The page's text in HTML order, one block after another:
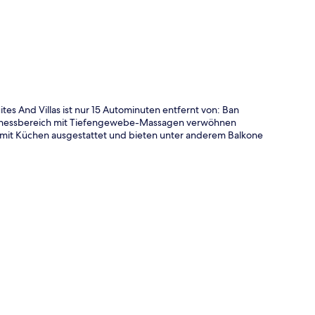
And Villas ist nur 15 Autominuten entfernt von: Ban
mit Tiefengewebe-Massagen verwöhnen
Küchen ausgestattet und bieten unter anderem Balkone